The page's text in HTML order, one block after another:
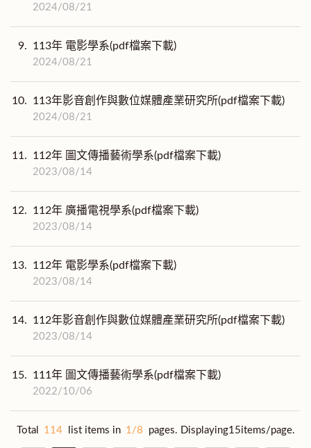
2024/08/21
9. 113年 電影學系(pdf檔案下載)
2024/08/21
10. 113年影音創作與數位媒體產業研究所(pdf檔案下載)
2024/08/21
11. 112年 圖文傳播藝術學系(pdf檔案下載)
2023/08/14
12. 112年 廣播電視學系(pdf檔案下載)
2023/08/14
13. 112年 電影學系(pdf檔案下載)
2023/08/14
14. 112年影音創作與數位媒體產業研究所(pdf檔案下載)
2023/08/14
15. 111年 圖文傳播藝術學系(pdf檔案下載)
2022/10/06
Total 114 list items in 1/8 pages. Displaying15items/page.